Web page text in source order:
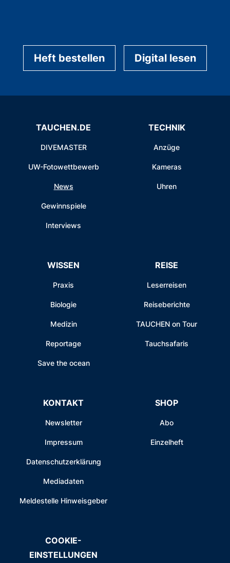
Heft bestellen Digital lesen
TAUCHEN.DE
DIVEMASTER
UW-Fotowettbewerb
News
Gewinnspiele
Interviews
TECHNIK
Anzüge
Kameras
Uhren
WISSEN
Praxis
Biologie
Medizin
Reportage
Save the ocean
REISE
Leserreisen
Reiseberichte
TAUCHEN on Tour
Tauchsafaris
KONTAKT
Newsletter
Impressum
Datenschutzerklärung
Mediadaten
Meldestelle Hinweisgeber
SHOP
Abo
Einzelheft
COOKIE-
EINSTELLUNGEN